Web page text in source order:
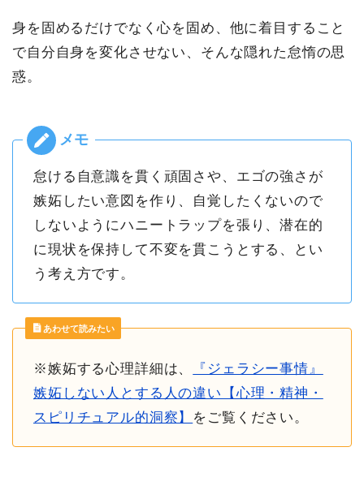
身を固めるだけでなく心を固め、他に着目すること
で自分自身を変化させない、そんな隠れた怠惰の思
惑。
怠ける自意識を貫く頑固さや、エゴの強さが
嫉妬したい意図を作り、自覚したくないので
しないようにハニートラップを張り、潜在的
に現状を保持して不変を貫こうとする、とい
う考え方です。
あわせて読みたい
※嫉妬する心理詳細は、
『ジェラシー事情』
嫉妬しない人とする人の違い【心理・精神・
スピリチュアル的洞察】 をご覧ください。